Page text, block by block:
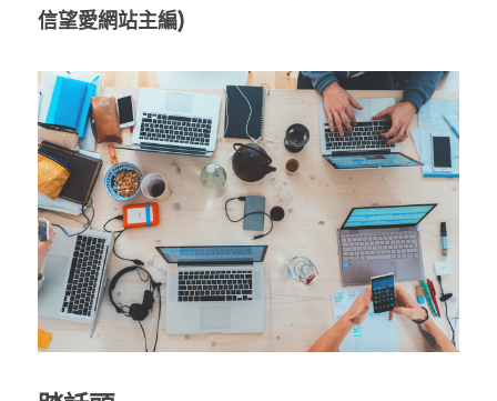
大專世界
台灣教會人物檔案
乘著夢想去旅行
成長部落格
特稿
解惑之窗
母語葡萄園
Facebook
搜索
奉獻支持
信望愛網站主編)